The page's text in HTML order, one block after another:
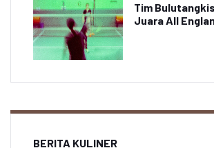
Tim
Juara All
BERITA KULINER